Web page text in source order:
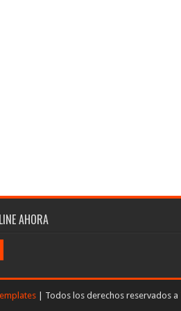
AHORA
| Todos los derechos reservados a